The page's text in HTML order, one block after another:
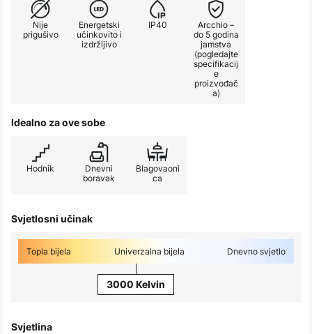
Nije
prigušivo
Energetski
učinkovito i
izdržljivo
IP40
Arcchio –
do 5 godina
jamstva
(pogledajte
specifikacij
e
proizvođač
a)
Idealno za ove sobe
Hodnik
Dnevni
boravak
Blagovaoni
ca
Svjetlosni učinak
Topla bijela Univerzalna bijela Dnevno svjetlo
3000 Kelvin
Svjetlina